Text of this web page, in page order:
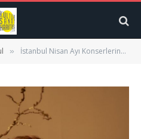
» İstanbul Nisan Ayı Konserlerinden Seçmeler…